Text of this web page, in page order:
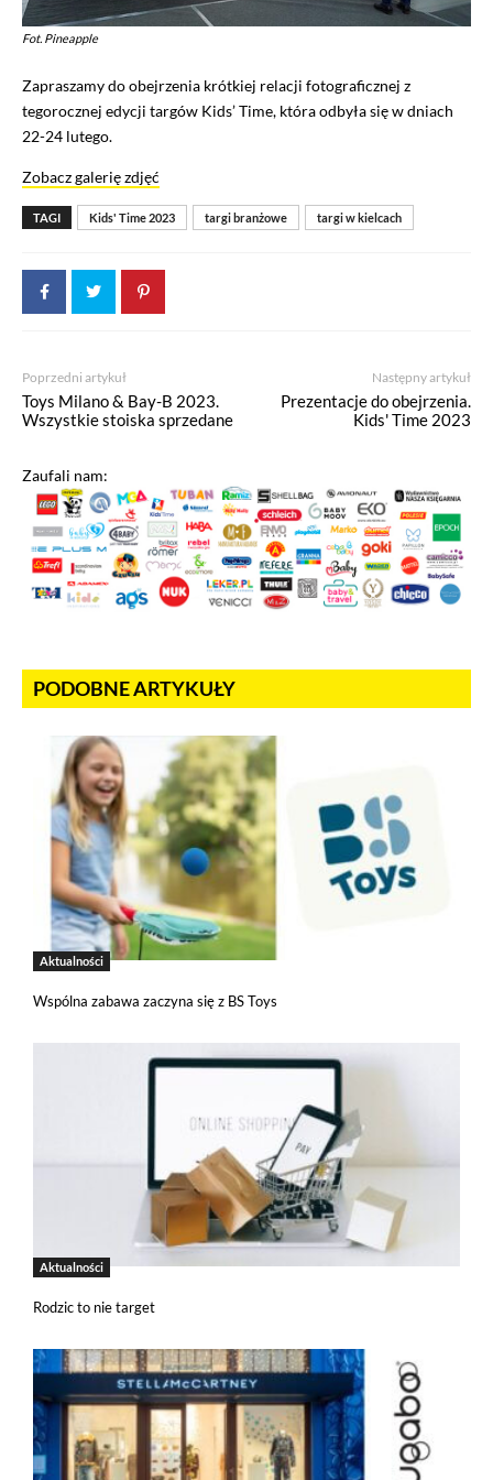
Fot. Pineapple
Zapraszamy do obejrzenia krótkiej relacji fotograficznej z
tegorocznej edycji targów Kids’ Time, która odbyła się w dniach
22-24 lutego.
Zobacz galerię zdjęć
TAGI Kids' Time 2023 targi branżowe targi w kielcach
Poprzedni artykuł
Toys Milano & Bay-B 2023.
Wszystkie stoiska sprzedane
Następny artykuł
Prezentacje do obejrzenia.
Kids' Time 2023
Zaufali nam:
PODOBNE ARTYKUŁY
Aktualności
Wspólna zabawa zaczyna się z BS Toys
Aktualności
Rodzic to nie target